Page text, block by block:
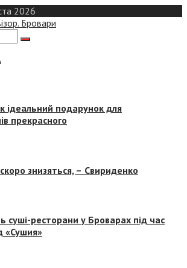
2026
ідеальний подарунок для
прекрасного
знизяться, – Свириденко
суші-ресторани у Броварах під час
«Сушия»